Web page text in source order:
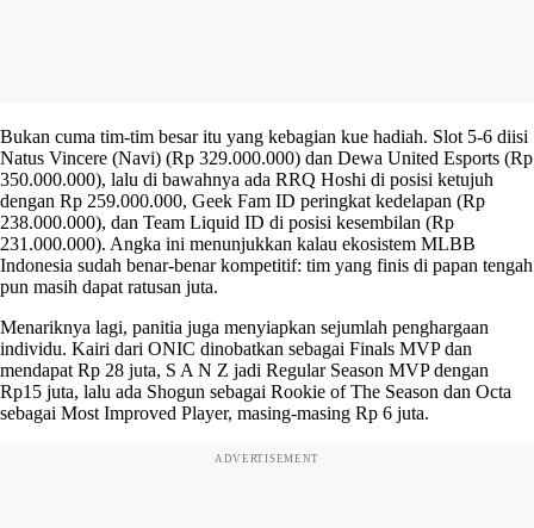
Bukan cuma tim-tim besar itu yang kebagian kue hadiah. Slot 5-6 diisi
Natus Vincere (Navi) (Rp 329.000.000) dan Dewa United Esports (Rp
350.000.000), lalu di bawahnya ada RRQ Hoshi di posisi ketujuh
dengan Rp 259.000.000, Geek Fam ID peringkat kedelapan (Rp
238.000.000), dan Team Liquid ID di posisi kesembilan (Rp
231.000.000). Angka ini menunjukkan kalau ekosistem MLBB
Indonesia sudah benar-benar kompetitif: tim yang finis di papan tengah
pun masih dapat ratusan juta.
Menariknya lagi, panitia juga menyiapkan sejumlah penghargaan
individu. Kairi dari ONIC dinobatkan sebagai Finals MVP dan
mendapat Rp 28 juta, S A N Z jadi Regular Season MVP dengan
Rp15 juta, lalu ada Shogun sebagai Rookie of The Season dan Octa
sebagai Most Improved Player, masing-masing Rp 6 juta.
ADVERTISEMENT